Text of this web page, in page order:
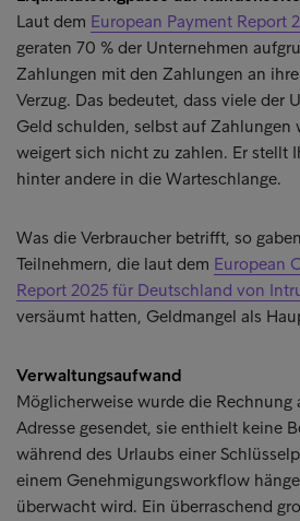
Laut dem European Payment Report
geraten 70 % der Unternehmen
Zahlungen mit den Zahlungen an
Verzug. Das bedeutet, dass viele der
Geld schulden, selbst auf Zahlungen
weigert sich nicht zu zahlen. Er stellt
hinter andere in die Warteschlange.
Was die Verbraucher betrifft, so
Teilnehmern, die laut dem European
Report 2025 für Deutschland von
versäumt hatten, Geldmangel als
Verwaltungsaufwand
Möglicherweise wurde die Rechnung
Adresse gesendet, sie enthielt keine
während des Urlaubs einer
einem Genehmigungsworkflow
überwacht wird. Ein überraschend